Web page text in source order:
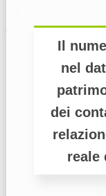
Il
nel
dei
reale